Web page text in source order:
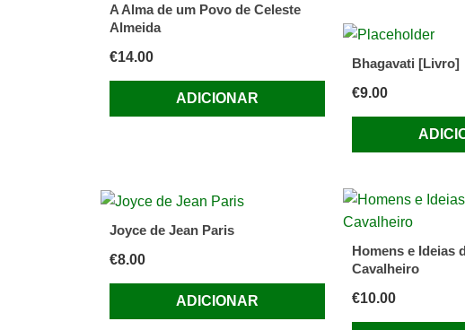
A Alma de um Povo de Celeste
Almeida
€14.00
ADICIONAR
Bhagavati [Livro]
€9.00
Joyce de Jean Paris
€8.00
ADICIONAR
Homens e Ideias
Cavalheiro
€10.00